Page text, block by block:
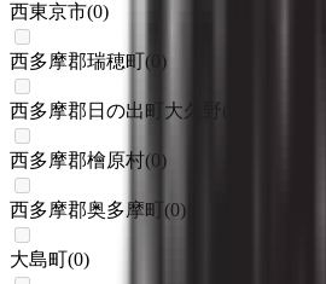
西東京市(0)
西多摩郡瑞穂町( )
西多摩郡日の出町大久野
西多摩郡檜原村(0 )
西多摩郡奥多摩町 (0)
大島町(0)